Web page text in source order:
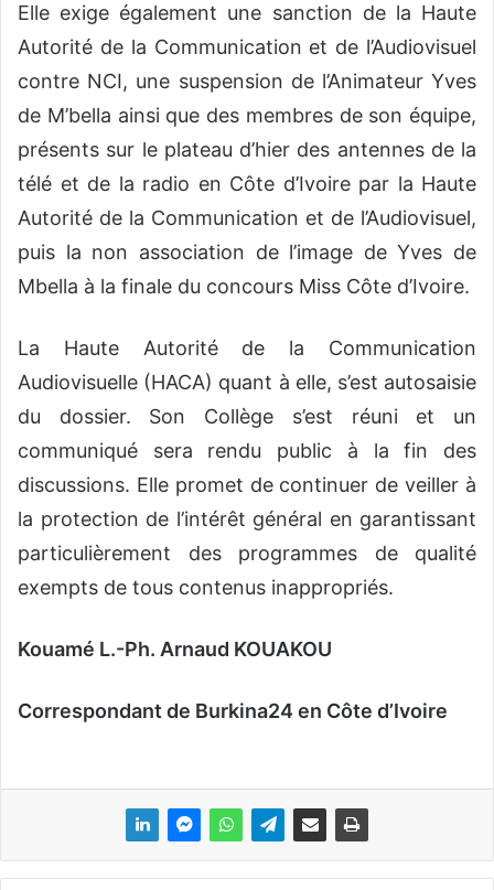
Elle exige également une sanction de la Haute
Autorité de la Communication et de l’Audiovisuel
contre NCI, une suspension de l’Animateur Yves
de M’bella ainsi que des membres de son équipe,
présents sur le plateau d’hier des antennes de la
télé et de la radio en Côte d’Ivoire par la Haute
Autorité de la Communication et de l’Audiovisuel,
puis la non association de l’image de Yves de
Mbella à la finale du concours Miss Côte d’Ivoire.
La Haute Autorité de la Communication
Audiovisuelle (HACA) quant à elle, s’est autosaisie
du dossier. Son Collège s’est réuni et un
communiqué sera rendu public à la fin des
discussions. Elle promet de continuer de veiller à
la protection de l’intérêt général en garantissant
particulièrement des programmes de qualité
exempts de tous contenus inappropriés.
Kouamé L.-Ph. Arnaud KOUAKOU
Correspondant de Burkina24 en Côte d’Ivoire